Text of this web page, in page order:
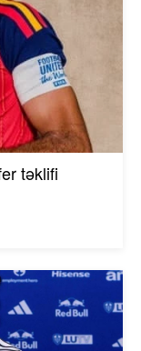
təklifi